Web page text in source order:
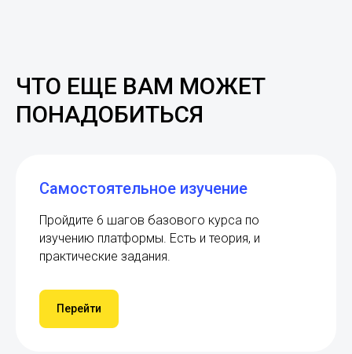
ЧТО ЕЩЕ ВАМ МОЖЕТ
ПОНАДОБИТЬСЯ
Самостоятельное изучение
Пройдите 6 шагов базового курса по
изучению платформы. Есть и теория, и
практические задания.
Перейти